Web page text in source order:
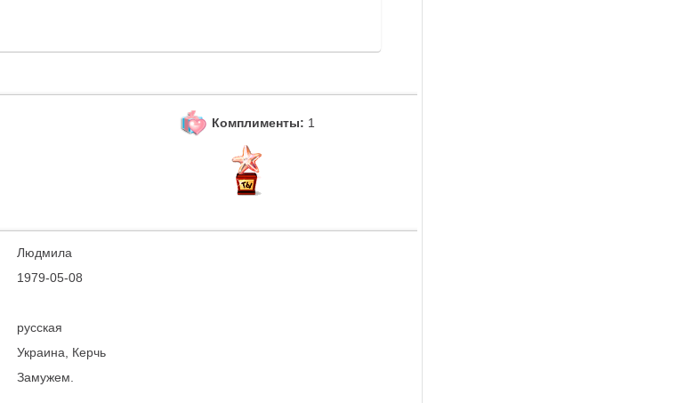
Комплименты: 1
Людмила
1979-05-08
русская
Украина, Керчь
Замужем.